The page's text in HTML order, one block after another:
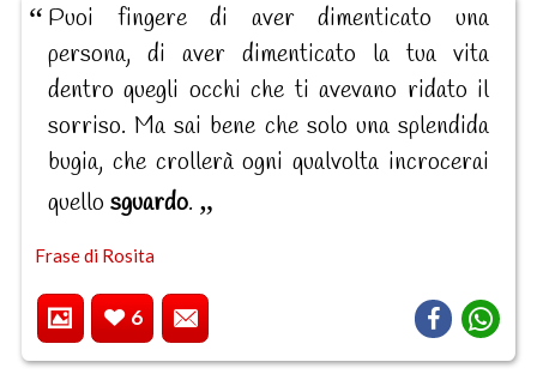
Puoi fingere di aver dimenticato una
persona, di aver dimenticato la tua vita
dentro quegli occhi che ti avevano ridato il
sorriso. Ma sai bene che solo una splendida
bugia, che crollerà ogni qualvolta incrocerai
quello sguardo.
Frase di Rosita
6